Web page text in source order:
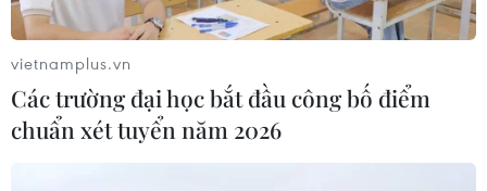
vietnamplus.vn
Các trường đại học bắt đầu công bố điểm
chuẩn xét tuyển năm 2026